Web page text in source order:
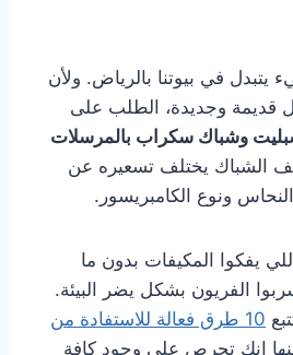
يتبدل في بيوتنا بالرياض. ولأن
قديمة وجديدة، الطلب على
وشباك سكراب بالمرسلات
الشباك يختلف تسعيره عن
ونوع الكامبريسور.
يفكوا المكيفات بدون ما
الفريون بشكل يضر البيئة.
10 طرق فعالة للاستفادة من
إنك تحرص على وجود كافة